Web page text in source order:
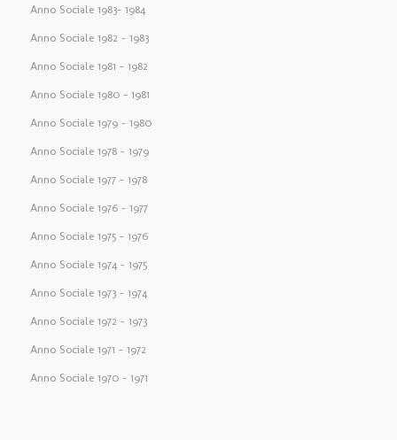
Anno Sociale 1983– 1984
Anno Sociale 1982 – 1983
Anno Sociale 1981 – 1982
Anno Sociale 1980 – 1981
Anno Sociale 1979 – 1980
Anno Sociale 1978 – 1979
Anno Sociale 1977 – 1978
Anno Sociale 1976 – 1977
Anno Sociale 1975 – 1976
Anno Sociale 1974 – 1975
Anno Sociale 1973 – 1974
Anno Sociale 1972 – 1973
Anno Sociale 1971 – 1972
Anno Sociale 1970 – 1971